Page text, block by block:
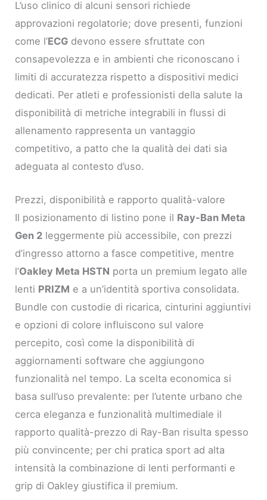
L’uso clinico di alcuni sensori richiede
approvazioni regolatorie; dove presenti, funzioni
come l’ECG devono essere sfruttate con
consapevolezza e in ambienti che riconoscano i
limiti di accuratezza rispetto a dispositivi medici
dedicati. Per atleti e professionisti della salute la
disponibilità di metriche integrabili in flussi di
allenamento rappresenta un vantaggio
competitivo, a patto che la qualità dei dati sia
adeguata al contesto d’uso.
Prezzi, disponibilità e rapporto qualità-valore
Il posizionamento di listino pone il Ray-Ban Meta
Gen 2 leggermente più accessibile, con prezzi
d’ingresso attorno a fasce competitive, mentre
l’Oakley Meta HSTN porta un premium legato alle
lenti PRIZM e a un’identità sportiva consolidata.
Bundle con custodie di ricarica, cinturini aggiuntivi
e opzioni di colore influiscono sul valore
percepito, così come la disponibilità di
aggiornamenti software che aggiungono
funzionalità nel tempo. La scelta economica si
basa sull’uso prevalente: per l’utente urbano che
cerca eleganza e funzionalità multimediale il
rapporto qualità-prezzo di Ray-Ban risulta spesso
più convincente; per chi pratica sport ad alta
intensità la combinazione di lenti performanti e
grip di Oakley giustifica il premium.